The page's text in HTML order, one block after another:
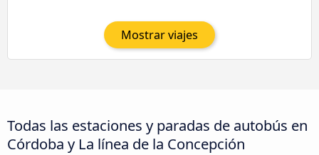
Mostrar viajes
Todas las estaciones y paradas de autobús en
Córdoba y La línea de la Concepción